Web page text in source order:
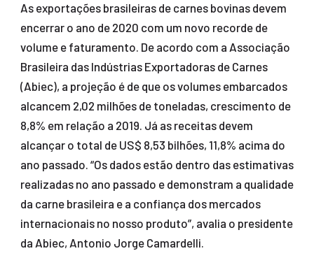
As exportações brasileiras de carnes bovinas devem
encerrar o ano de 2020 com um novo recorde de
volume e faturamento. De acordo com a Associação
Brasileira das Indústrias Exportadoras de Carnes
(Abiec), a projeção é de que os volumes embarcados
alcancem 2,02 milhões de toneladas, crescimento de
8,8% em relação a 2019. Já as receitas devem
alcançar o total de US$ 8,53 bilhões, 11,8% acima do
ano passado. “Os dados estão dentro das estimativas
realizadas no ano passado e demonstram a qualidade
da carne brasileira e a confiança dos mercados
internacionais no nosso produto”, avalia o presidente
da Abiec, Antonio Jorge Camardelli.